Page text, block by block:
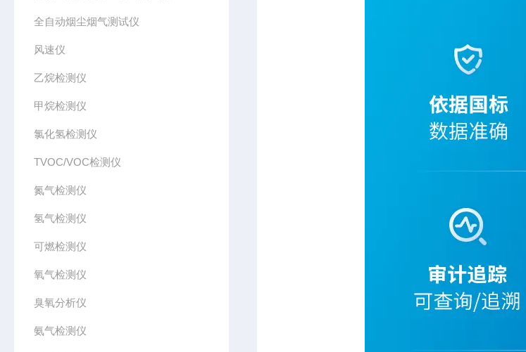
全自动烟尘烟气测试仪
风速仪
乙烷检测仪
甲烷检测仪
氯化氢检测仪
TVOC/VOC检测仪
氮气检测仪
氢气检测仪
可燃检测仪
氧气检测仪
臭氧分析仪
氨气检测仪